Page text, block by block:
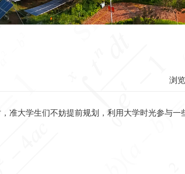
浏
准大学生们不妨提前规划，利用大学时光参与一